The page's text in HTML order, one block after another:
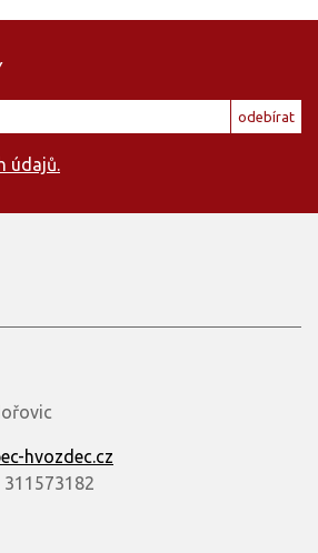
odebírat
údajů.
hvozdec.cz